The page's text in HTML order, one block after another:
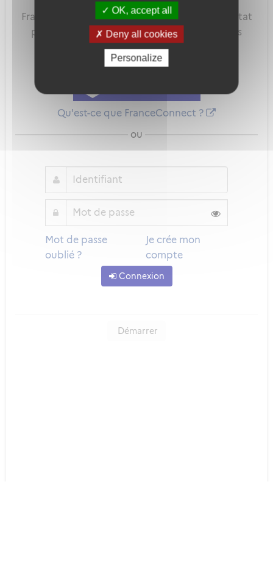
OK, accept all
Deny all cookies
Personalize
FranceConnect est la solution proposée par l'Etat
pour sécuriser et simplifier la connexion à vos
services en ligne.
Qu'est-ce que FranceConnect ?
ou
Mot de passe
oublié ?
Je crée mon
compte
Connexion
Démarrer